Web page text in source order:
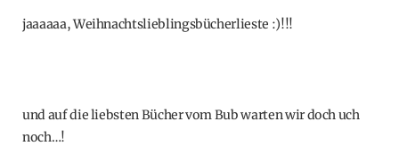
jaaaaaa, Weihnachtslieblingsbücherlieste :)!!!
und auf die liebsten Bücher vom Bub warten wir doch uch
noch…!